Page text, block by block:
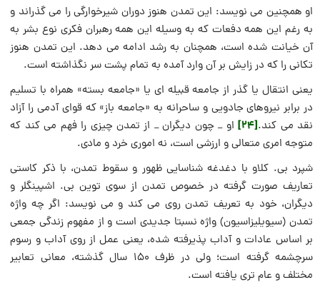
او همچنین می نویسد: این تمدن هنوز دوران شیرخوارگی را می گذراند و
به رغم این همه دفعات که به وسیله این همه رهبران فکری نوع بشر به
آن خیانت شده است، همچنان به رشد ادامه می دهد. این تمدن هنوز
تکانی را که در زایش بر آن وارد آمده به تمام پشت سر نگذاشته است.
یعنی انتقال یا گذر از جامعه قبیله ای یا «جامعه بسته» همراه با تسلیم
در برابر نیروهای جادویی و ساحرانه به «جامعه باز» که قوای آدمی را آزاد
نقد می کند.[24]
او _ چون دیگران _ از تمدن چیزی را فهم می کند که
متوجه امری متعالی و ارزشی است، نه اموری خرد و مادی.
شپرد بی. کلاو با دغدغه شناسایی ظهور و سقوط تمدن، با ذکر کاستی
تعاریف صورت گرفته در خصوص تمدن از سوی توین بی. اشپینگلر و
دیگران، خود به تعریف تمدن روی می کند و می نویسد: اگر چه واژه
تمدن (سیویلیزاسیون) واژه نسبتا جدیدی است و از مفهوم زندگی جمعی
بر اساس عادات و آداب پذیرفته شده، یعنی عمل از روی آداب و رسوم
سرچشمه گرفته است؛ ولی در ظرف ۱۵۰ سال گذشته، معانی تعابیر
مختلف و عام تری یافته است.